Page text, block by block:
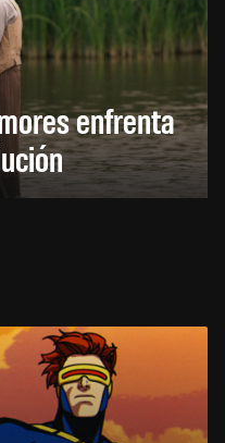
enfrenta